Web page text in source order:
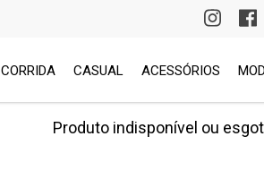
PRIMEIRA
CORRIDA CASUAL ACESSÓRIOS
Produto indisponível ou